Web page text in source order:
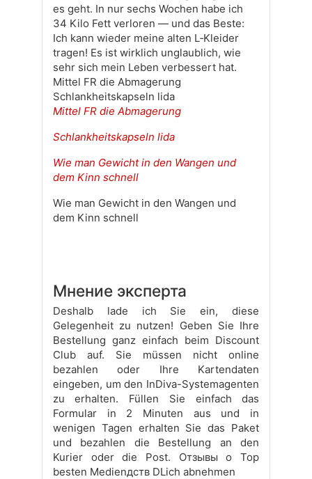
es geht. In nur sechs Wochen habe ich
34 Kilo Fett verloren — und das Beste:
Ich kann wieder meine alten L‑Kleider
tragen! Es ist wirklich unglaublich, wie
sehr sich mein Leben verbessert hat.
Mittel FR die Abmagerung
Schlankheitskapseln lida
Mittel FR die Abmagerung
Schlankheitskapseln lida
Wie man Gewicht in den Wangen und
dem Kinn schnell
Wie man Gewicht in den Wangen und
dem Kinn schnell
Мнение эксперта
Deshalb lade ich Sie ein, diese
Gelegenheit zu nutzen! Geben Sie Ihre
Bestellung ganz einfach beim Discount
Club auf. Sie müssen nicht online
bezahlen oder Ihre Kartendaten
eingeben, um den InDiva-Systemagenten
zu erhalten. Füllen Sie einfach das
Formular in 2 Minuten aus und in
wenigen Tagen erhalten Sie das Paket
und bezahlen die Bestellung an den
Kurier oder die Post. Отзывы о Top
besten Medienдств DLich abnehmen